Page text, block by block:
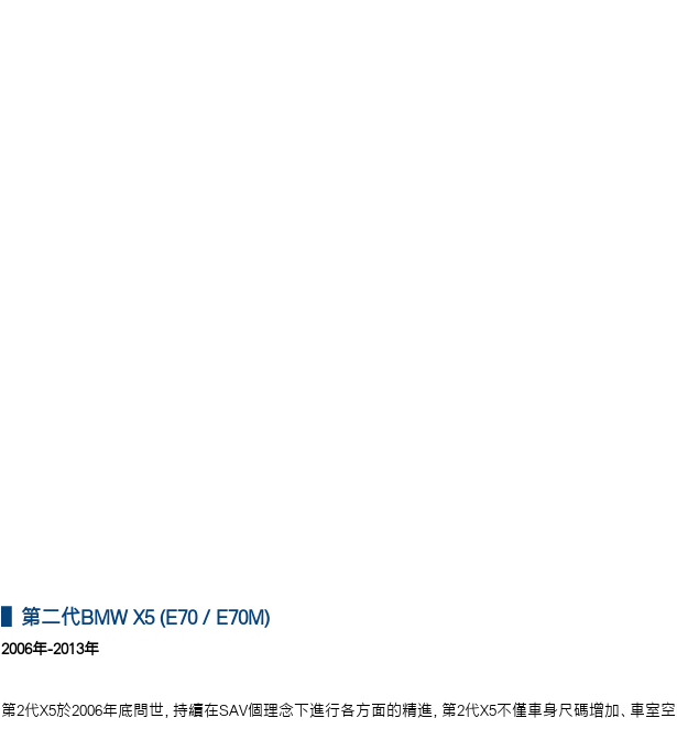
▌第二代BMW X5 (E70 / E70M)
2006年-2013年
第2代X5於2006年底問世，持續在SAV個理念下進行各方面的精進，第2代X5不僅車身尺碼增加、車室